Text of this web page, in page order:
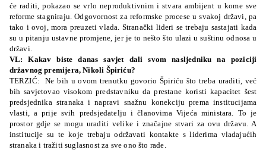
će raditi, pokazao se vrlo neproduktivnim i stvara ambijent u kome sve
reforme stagniraju. Odgovornost za reformske procese u svakoj državi, pa
tako i ovoj, mora preuzeti vlada. Stranački lideri se trebaju sastajati kada
su u pitanju ustavne promjene, jer je to nešto što ulazi u suštinu odnosa u
državi.
VL: Kakav biste danas savjet dali svom nasljedniku na poziciji
državnog premijera, Nikoli Špiriću?
TERZIĆ: Ne bih u ovom trenutku govorio Špiriću što treba uraditi, već
bih savjetovao visokom predstavniku da prestane koristi kapacitet šest
predsjednika stranaka i napravi snažnu konekciju prema institucijama
vlasti, a prije svih predsjedatelju i članovima Vijeća ministara. To je
prostor gdje se mogu uraditi velike i značajne stvari za ovu državu. A
institucije su te koje trebaju održavati kontakte s liderima vladajućih
stranaka i tražiti suglasnost za sve ono što rade.